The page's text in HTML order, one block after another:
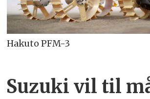
Hakuto PFM-3
Suzuki vil til